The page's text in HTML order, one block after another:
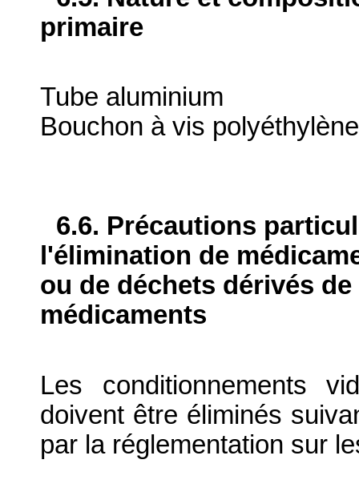
primaire
Tube aluminium
Bouchon à vis
6.6. Précautions
l'élimination de
ou de déchets dérivés
médicaments
Les conditionnements
doivent être éliminés
par la réglementation sur